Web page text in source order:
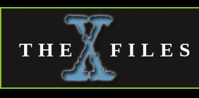
THE FILES